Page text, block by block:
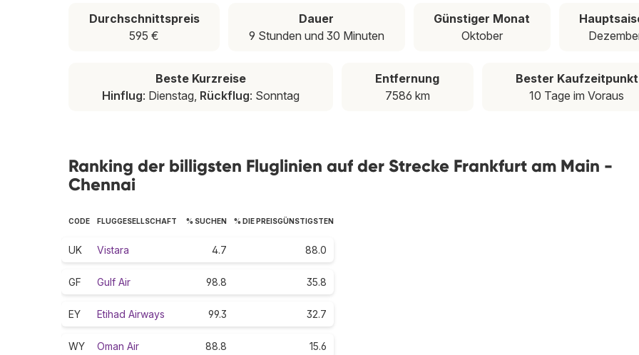
Durchschnittspreis
595 €
Dauer
9 Stunden und 30 Minuten
Günstiger Monat
Oktober
Beste Kurzreise
Hinflug: Dienstag, Rückflug: Sonntag
Entfernung
7586 km
Bester Kaufzeitpunkt
10 Tage im Voraus
Ranking der billigsten Fluglinien auf der Strecke Frankfurt am Main -
Chennai
CODE FLUGGESELLSCHAFT % SUCHEN % DIE PREISGÜNSTIGSTEN
UK Vistara 4.7 88.0
GF Gulf Air 98.8 35.8
EY Etihad Airways 99.3 32.7
WY Oman Air 88.8 15.6